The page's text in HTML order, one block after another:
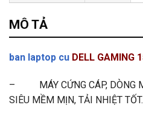
Tư vấn & bán hàng qua Facebook
MÔ TẢ
ban laptop cu DELL GAMING
– MÁY CỨNG CÁP, DÒNG
SIÊU MỀM MỊN, TẢI NHIỆT TỐT.